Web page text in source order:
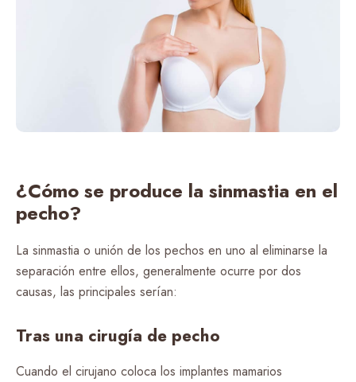
¿Cómo se produce la sinmastia en el
pecho?
La sinmastia o unión de los pechos en uno al eliminarse la
separación entre ellos, generalmente ocurre por dos
causas, las principales serían:
Tras una cirugía de pecho
Cuando el cirujano coloca los implantes mamarios